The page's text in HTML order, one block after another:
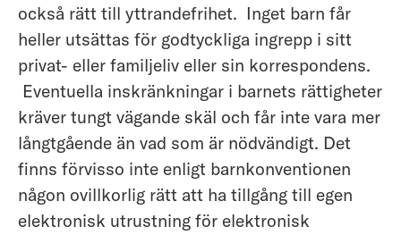
också rätt till yttrandefrihet. Inget barn får
heller utsättas för godtyckliga ingrepp i sitt
privat- eller familjeliv eller sin korrespondens.
Eventuella inskränkningar i barnets rättigheter
kräver tungt vägande skäl och får inte vara mer
långtgående än vad som är nödvändigt. Det
finns förvisso inte enligt barnkonventionen
någon ovillkorlig rätt att ha tillgång till egen
elektronisk utrustning för elektronisk